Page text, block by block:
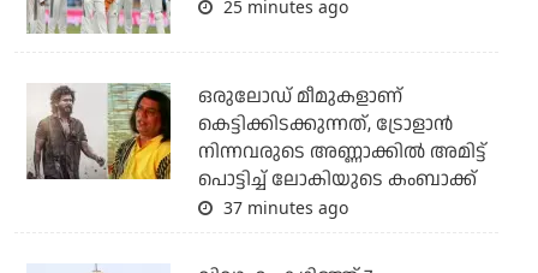
25 minutes ago
ഒരുലോഡ് മീമുകളാണ്
കെട്ടിക്കിടക്കുന്നത്, ട്രോളാന്‍
നിന്നവരുടെ അണ്ണാക്കില്‍ അമിട്ട്
പൊട്ടിച്ച് ലോകിയുടെ കംബാക്ക്
37 minutes ago